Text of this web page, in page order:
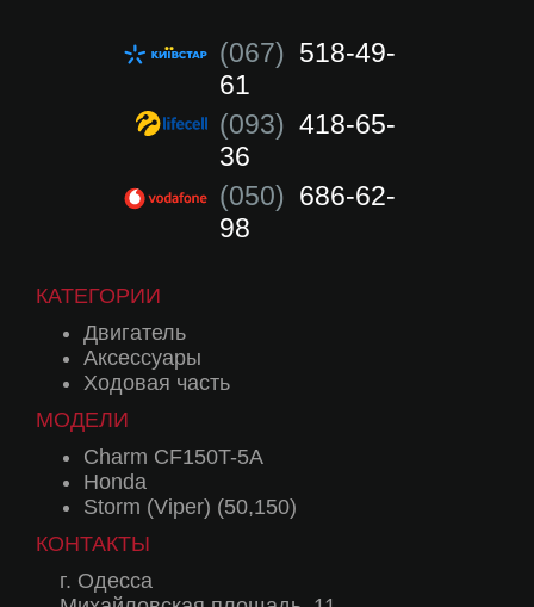
(067) 518-49-
61
(093) 418-65-
36
(050) 686-62-
98
КАТЕГОРИИ
Двигатель
Аксессуары
Ходовая часть
МОДЕЛИ
Charm CF150T-5A
Honda
Storm (Viper) (50,150)
КОНТАКТЫ
г. Одесса